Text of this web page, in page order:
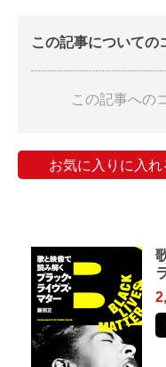
この記事についての
この記事への
お気に入りに入れ